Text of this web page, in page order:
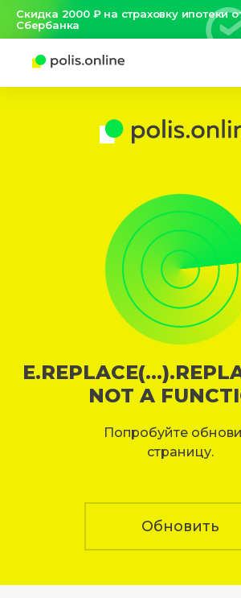
Скидка 2000 ₽ на страховку ипотеки
Сбербанка
NOT A
Попробуйте
страницу.
Обновить